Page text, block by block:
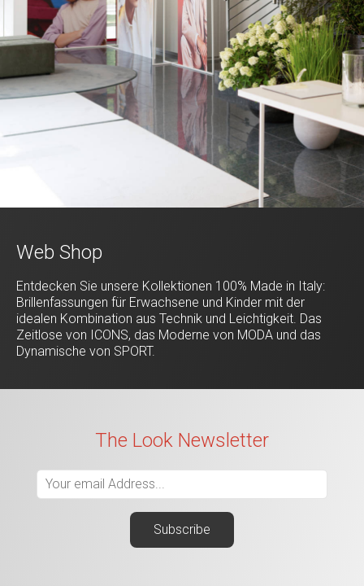
Web Shop
Entdecken Sie unsere Kollektionen 100% Made in Italy:
Brillenfassungen für Erwachsene und Kinder mit der
idealen Kombination aus Technik und Leichtigkeit. Das
Zeitlose von ICONS, das Moderne von MODA und das
Dynamische von SPORT.
The Look Newsletter